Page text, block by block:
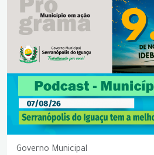
Governo Municipal